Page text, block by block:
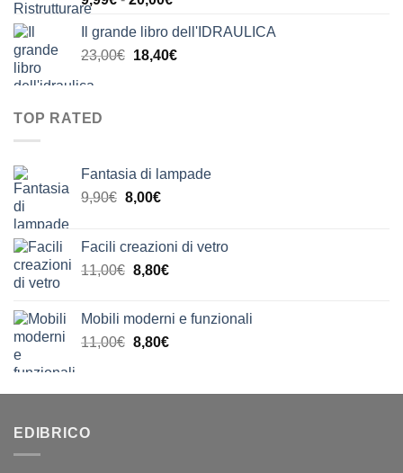
prezzo:
da
Il grande libro dell'IDRAULICA
23,00€ Il
18,40€Il
TOP RATED
Fantasia di lampade
9,90€ Il
era:
9,90€.
8,00€Il
è:
8,00€.
Facili creazioni di vetro
11,00€ Il
era:
11,00€.
8,80€Il
è:
8,80€.
Mobili moderni e funzionali
11,00€ Il
era:
8,80€Il
è:
EDIBRICO